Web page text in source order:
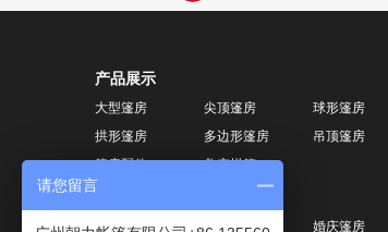
产品展示
大型篷房 尖顶篷房 球形篷房
拱形篷房
多边形篷房 吊顶篷房
篷房配件
救灾帐篷
活动篷房 展览篷房 婚庆篷房
请您留言